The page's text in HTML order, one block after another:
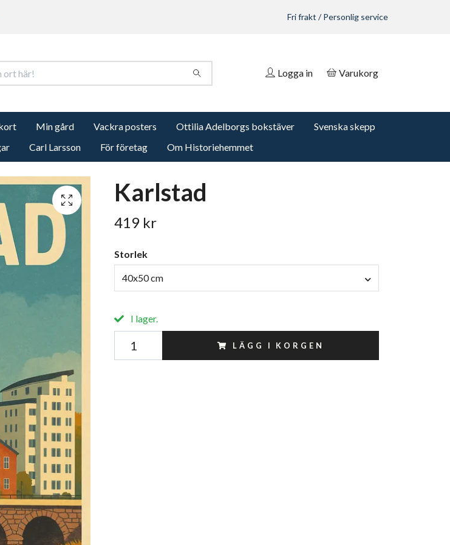
Fri frakt / Personlig service
Logga in Varukorg
Min gård Vackra posters Ottilia Adelborgs bokstäver
Svenska skepp
Carl Larsson För företag Om Historiehemmet
Karlstad
419 kr
Storlek
40x50 cm
I lager.
LÄGG I KORGEN